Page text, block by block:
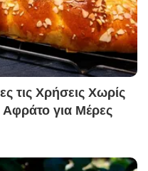
τις Χρήσεις Χωρίς
Αφράτο για Μέρες